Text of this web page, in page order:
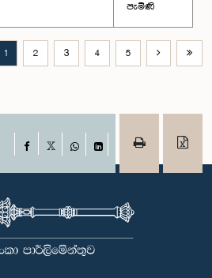
පැමිණි
1 2 3 4 5
Facebook
WhatsAppLinkedIn